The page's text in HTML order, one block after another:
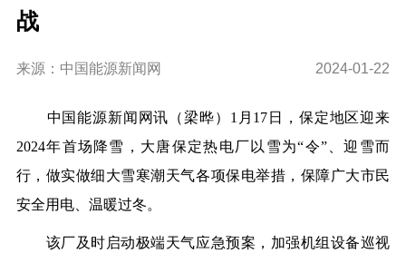
战
来源：中国能源新闻网 2024-01-22
中 国能源新闻网讯 （梁晔） 1月17日，保定地区迎来
2024年首场降雪，大唐保定热电厂以雪为“令”、迎雪而
行，做实做细大雪寒潮天气各项保电举措，保障广大市民
安全用电、温暖过冬。
该厂及时启动极端天气应急预案，加强机组设备巡视